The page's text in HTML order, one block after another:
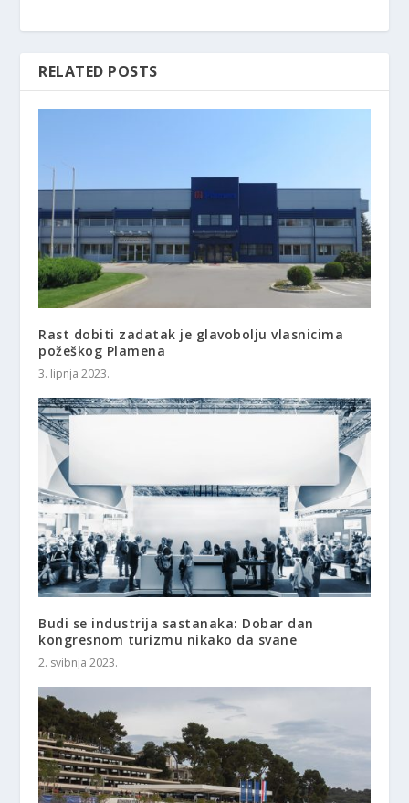
RELATED POSTS
Rast dobiti zadatak je glavobolju vlasnicima
požeškog Plamena
3. lipnja 2023.
Budi se industrija sastanaka: Dobar dan
kongresnom turizmu nikako da svane
2. svibnja 2023.